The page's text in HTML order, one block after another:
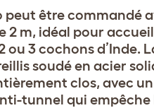
peut être commandé
2 m, idéal pour
3 cochons d’Inde.
soudé en acier
clos, avec un
tunnel qui empêche